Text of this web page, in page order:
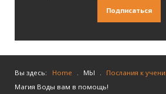
Подписаться
Вы здесь: Home . МЫ . Послания к
Магия Воды вам в помощь!